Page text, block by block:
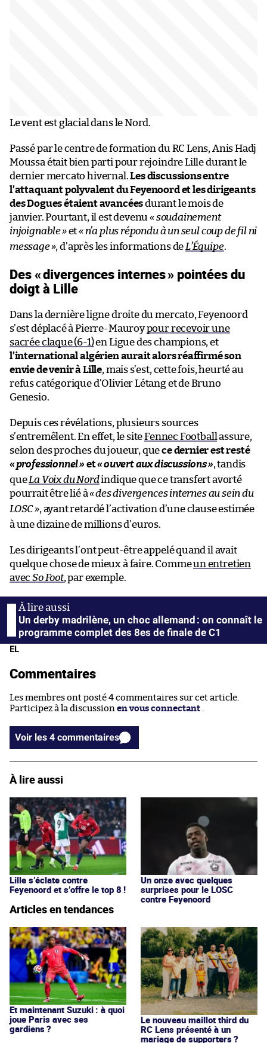
Le vent est glacial dans le Nord.
Passé par le centre de formation du RC Lens, Anis Hadj
Moussa était bien parti pour rejoindre Lille durant le
dernier mercato hivernal.Les discussions entre
l’attaquant polyvalent du Feyenoord et les dirigeants
des Dogues étaient avancéesdurant le mois de
janvier. Pourtant, il est devenu« soudainement
injoignable»et« n’a plus répondu à un seul coup de fil ni
message», d’après les informations de L’Équipe.
Des «divergences internes» pointées du
doigt à Lille
Dans la dernière ligne droite du mercato, Feyenoord
s’est déplacé à Pierre-Mauroypour recevoir une
sacrée claque (6-1)en Ligue des champions, et
l’international algérien aurait alors réaffirmé son
envie de venir à Lille, mais s’est, cette fois, heurté au
refus catégorique d’Olivier Létang et de Bruno
Genesio.
Depuis ces révélations, plusieurs sources
s’entremêlent. En effet, le siteFennec Footballassure,
selon des proches du joueur, quece dernier est resté
«professionnel» et«ouvert aux discussions», tandis
queLa Voix du Nordindique que ce transfert avorté
pourrait être lié à«des divergences internes au sein du
LOSC», ayant retardé l’activation d’une clause estimée
à une dizaine de millions d’euros.
Les dirigeants l’ont peut-être appelé quand il avait
quelque chose de mieux à faire. Commeun entretien
avecSo Foot, par exemple.
Un derby madrilène, un choc allemand : on connaît le
programme complet des 8es de finale de C1
EL
Commentaires
Les membres ont posté 4 commentaires sur cet article.
Participez à la discussion en vous connectant
Voir les 4 commentaires
À lire aussi
Lille s’éclate contre
Feyenoord et s’offre le top 8 !
Un onze avec quelques
surprises pour le LOSC
contre Feyenoord
Articles en tendances
Et maintenant Suzuki : à quoi
joue Paris avec ses
gardiens ?
Le nouveau maillot third du
RC Lens présenté à un
mariage de supporters ?